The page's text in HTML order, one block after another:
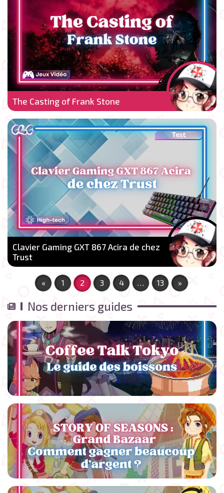
The Casting of Frank Stone
Clavier Gaming GXT 867 Acira de chez
Trust
« 1 2 3 4 … 13 »
Nos derniers guides